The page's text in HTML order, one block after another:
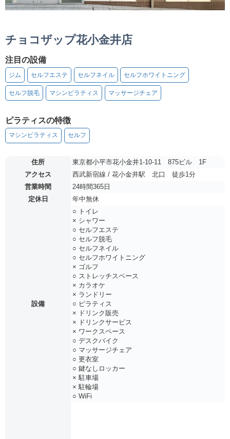
チョコザップ花小金井店
注目の設備
ジム セルフエステ セルフネイル セルフホワイトニング
セルフ脱毛 マシンピラティス マッサージチェア
ピラティスの特徴
マシンピラティス セルフ
住所
東京都小平市花小金井1-10-11 875ビル 1F
アクセス
西武新宿線 / 花小金井駅 北口 徒歩1分
営業時間
24時間365日
定休日
年中無休
設備
○ トイレ
× シャワー
○ セルフエステ
○ セルフ脱毛
○ セルフネイル
○ セルフホワイトニング
× ゴルフ
○ ストレッチスペース
× カラオケ
× ランドリー
○ ピラティス
× ドリンク販売
× ドリンクサービス
× ワークスペース
○ デスクバイク
○ マッサージチェア
○ 更衣室
○ 鍵なしロッカー
× 駐車場
× 駐輪場
○ WiFi